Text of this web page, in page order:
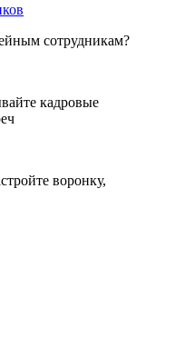
сотрудникам?
кадровые
воронку,